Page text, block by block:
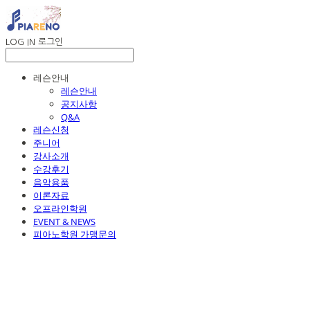
LOG IN 로그인
레슨안내
레슨안내
공지사항
Q&A
레슨신청
주니어
강사소개
수강후기
음악용품
이론자료
오프라인학원
EVENT & NEWS
피아노학원 가맹문의